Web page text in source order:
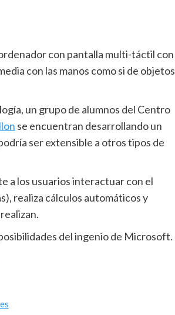
con pantalla multi-táctil con
con las manos como si de objetos
un grupo de alumnos del Centro
se encuentran desarrollando un
ser extensible a otros tipos de
a los usuarios interactuar con el
realiza cálculos automáticos y
del ingenio de Microsoft.